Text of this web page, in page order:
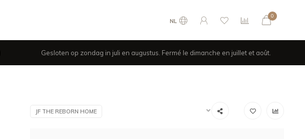
NL
0
Gesloten op zondag in juli en augustus. Fermé le dimanche en juillet et août.
JF THE REBORN HOME